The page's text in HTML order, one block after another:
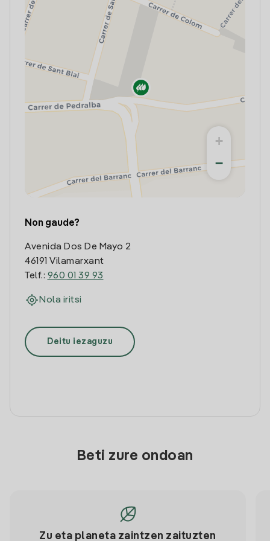
+
−
Non gaude?
Avenida Dos De Mayo 2
46191 Vilamarxant
Telf.: 960 01 39 93
Nola iritsi
Deitu iezaguzu
Beti zure ondoan
Zu eta planeta zaintzen zaituzten